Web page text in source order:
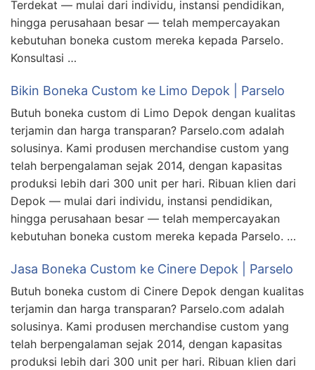
Terdekat — mulai dari individu, instansi pendidikan,
hingga perusahaan besar — telah mempercayakan
kebutuhan boneka custom mereka kepada Parselo.
Konsultasi …
Bikin Boneka Custom ke Limo Depok | Parselo
Butuh boneka custom di Limo Depok dengan kualitas
terjamin dan harga transparan? Parselo.com adalah
solusinya. Kami produsen merchandise custom yang
telah berpengalaman sejak 2014, dengan kapasitas
produksi lebih dari 300 unit per hari. Ribuan klien dari
Depok — mulai dari individu, instansi pendidikan,
hingga perusahaan besar — telah mempercayakan
kebutuhan boneka custom mereka kepada Parselo. …
Jasa Boneka Custom ke Cinere Depok | Parselo
Butuh boneka custom di Cinere Depok dengan kualitas
terjamin dan harga transparan? Parselo.com adalah
solusinya. Kami produsen merchandise custom yang
telah berpengalaman sejak 2014, dengan kapasitas
produksi lebih dari 300 unit per hari. Ribuan klien dari